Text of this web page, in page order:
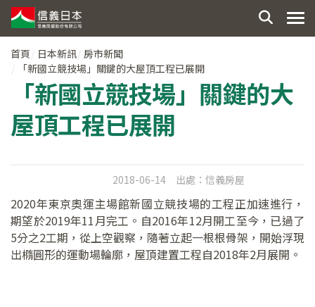
首頁 日本新訊 房市新聞
「新國立競技場」關鍵的大屋頂工程已展開
「新國立競技場」關鍵的大
屋頂工程已展開
2018-06-14 出處： 信義房屋
2020年東京奧運主場館新國立競技場的工程正加速進行，
期望於2019年11月完工。自2016年12月開工至今，已過了
5分之2工期，從上空觀察，隨著立起一根根骨架，開始浮現
出橢圓形的運動場輪廓，屋頂建置工程自2018年2月展開。